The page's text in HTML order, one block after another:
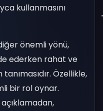
kullanmasını
önemli yönü,
ederken rahat ve
Özellikle,
bir rol oynar.